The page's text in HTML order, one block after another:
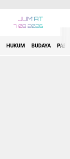
JUM'AT
7 08 2026
HUKUM BUDAYA